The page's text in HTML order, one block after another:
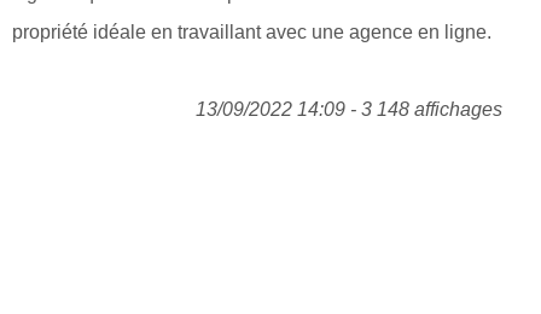
propriété idéale en travaillant avec une agence en ligne.
13/09/2022 14:09 - 3 148 affichages